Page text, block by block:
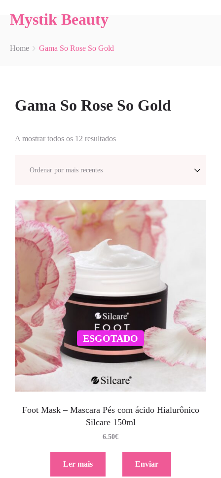
Mystik Beauty
Home Gama So Rose So Gold
Gama So Rose So Gold
A mostrar todos os 12 resultados
ESGOTADO
Foot Mask – Mascara Pés com ácido Hialurônico
Silcare 150ml
6.50€
Ler mais Enviar